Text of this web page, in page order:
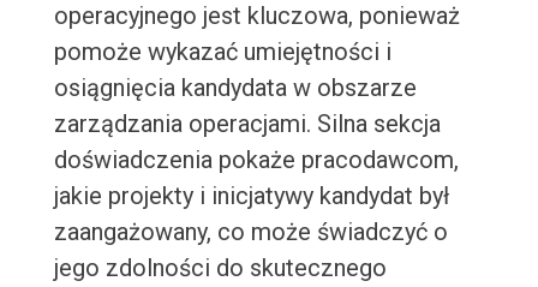
operacyjnego jest kluczowa, ponieważ
pomoże wykazać umiejętności i
osiągnięcia kandydata w obszarze
zarządzania operacjami. Silna sekcja
doświadczenia pokaże pracodawcom,
jakie projekty i inicjatywy kandydat był
zaangażowany, co może świadczyć o
jego zdolności do skutecznego